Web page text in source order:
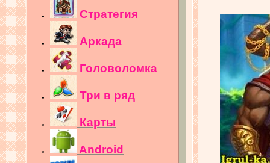
Стратегия
Аркада
Головоломка
Три в ряд
Карты
Android